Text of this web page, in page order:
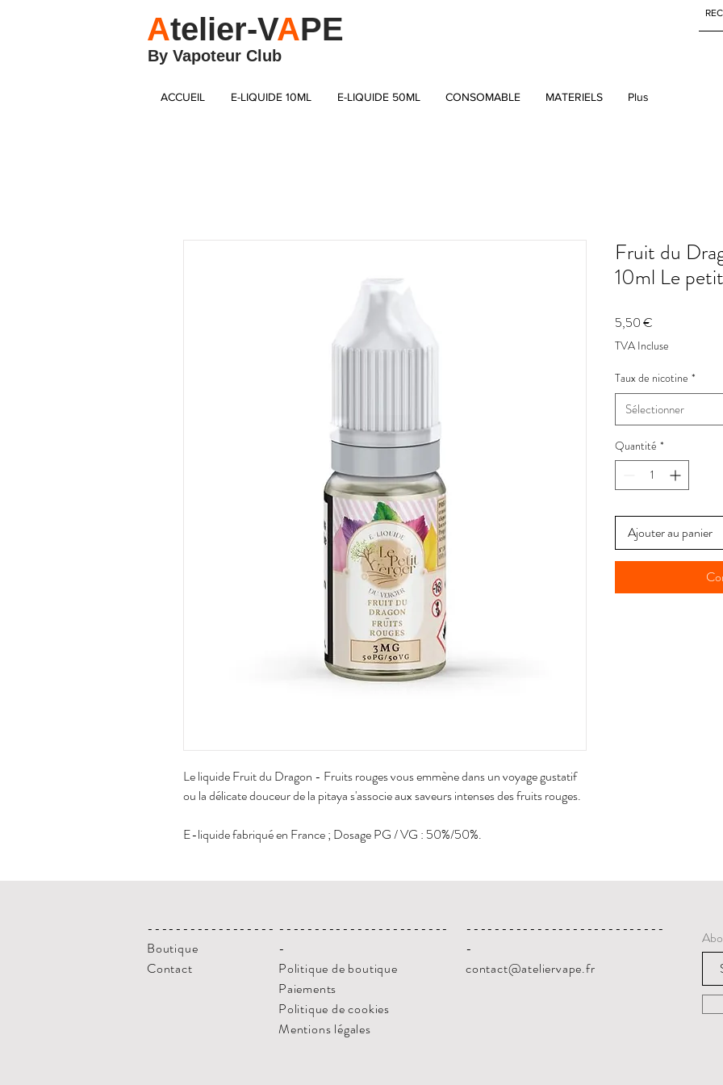
Atelier-VAPE
By Vapoteur Club
ACCUEIL E-LIQUIDE 10ML E-LIQUIDE 50ML CONSOMABLE MATERIELS Plus
Le liquide Fruit du Dragon - Fruits rouges vous emmène dans un voyage gustatif
ou la délicate douceur de la pitaya s'associe aux saveurs intenses des fruits rouges.
E-liquide fabriqué en France ; Dosage PG / VG : 50%/50%.
Fruit du
10ml Le
5,50 €
TVA Incluse
Taux de nicotine *
Sélectionner
Quantité *
Ajouter au panier
------------------
Boutique
Contact
------------------------
-
Politique de boutique
Paiements
Politique de cookies
Mentions légales
----------------------------
-
contact@ateliervape.fr